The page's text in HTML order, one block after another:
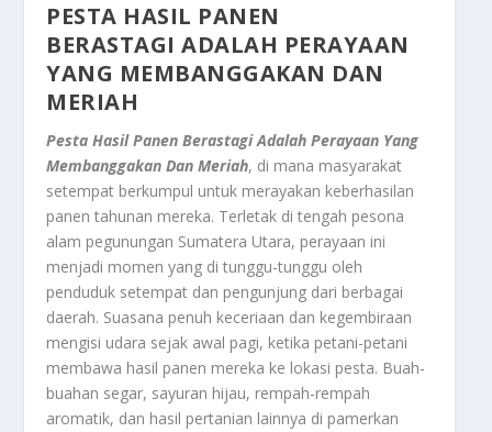
PESTA HASIL PANEN
BERASTAGI ADALAH PERAYAAN
YANG MEMBANGGAKAN DAN
MERIAH
Pesta Hasil Panen Berastagi Adalah Perayaan Yang
Membanggakan Dan Meriah, di mana masyarakat
setempat berkumpul untuk merayakan keberhasilan
panen tahunan mereka. Terletak di tengah pesona
alam pegunungan Sumatera Utara, perayaan ini
menjadi momen yang di tunggu-tunggu oleh
penduduk setempat dan pengunjung dari berbagai
daerah. Suasana penuh keceriaan dan kegembiraan
mengisi udara sejak awal pagi, ketika petani-petani
membawa hasil panen mereka ke lokasi pesta. Buah-
buahan segar, sayuran hijau, rempah-rempah
aromatik, dan hasil pertanian lainnya di pamerkan